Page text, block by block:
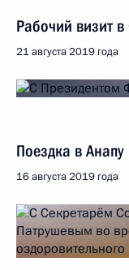
Рабочий визит
21 августа 2019 года
Поездка в Анапу
16 августа 2019 года